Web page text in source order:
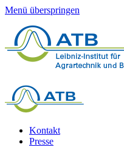
Menü überspringen
Kontakt
Presse